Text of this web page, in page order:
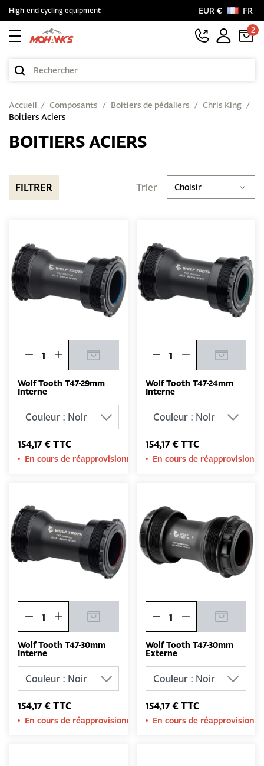
High-end cycling equipment EUR €
FR
2
Accueil Composants Boitiers de pédaliers
Chris King
Boitiers Aciers
BOITIERS ACIERS
FILTRER Trier Choisir
Wolf Tooth T47-29mm
Interne
154,17 € TTC
En cours de réapprovisionnement
Wolf Tooth T47-24mm
Interne
154,17 € TTC
En cours de
Wolf Tooth T47-30mm
Interne
154,17 € TTC
En cours de réapprovisionnement
Wolf Tooth T47-30mm
Externe
154,17 € TTC
En cours de